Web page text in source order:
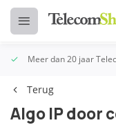
Meer dan 20 jaar
Terug
Algo IP door